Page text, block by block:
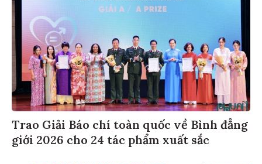
Trao Giải Báo chí toàn quốc về Bình đẳng
giới 2026 cho 24 tác phẩm xuất sắc